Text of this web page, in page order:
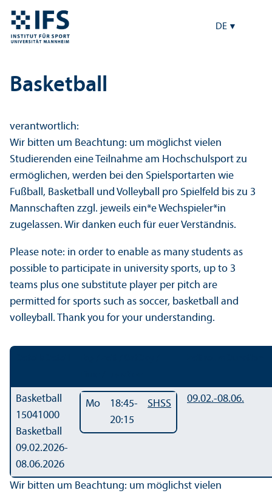
DE
Basketball
verantwortlich:
Wir bitten um Beachtung: um möglichst vielen
Studierenden eine Teilnahme am Hochschulsport zu
ermöglichen, werden bei den Spielsportarten wie
Fußball, Basketball und Volleyball pro Spielfeld bis zu 3
Mannschaften zzgl. jeweils ein*e Wechspieler*in
zugelassen. Wir danken euch für euer Verständnis.
Please note: in order to enable as many students as
possible to participate in university sports, up to 3
teams plus one substitute player per pitch are
permitted for sports such as soccer, basketball and
volleyball. Thank you for your understanding.
Basketball
15041000
Basketball
09.02.2026-
08.06.2026
Mo
18:45-
20:15
SHSS 09.02.-08.06.
Wir bitten um Beachtung: um möglichst vielen